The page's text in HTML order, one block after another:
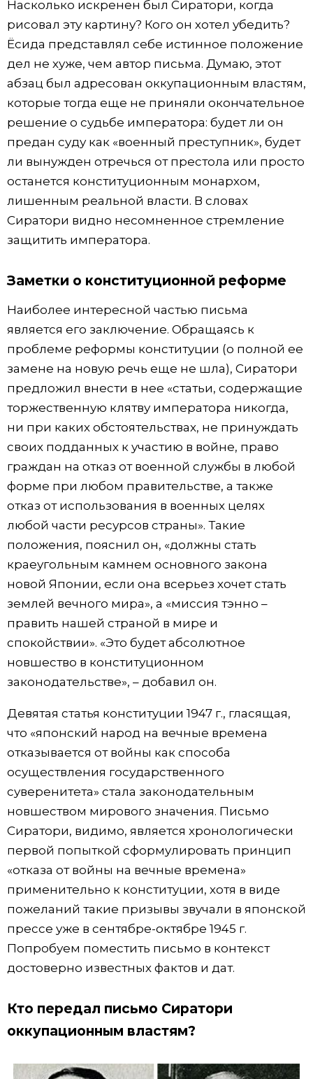
Насколько искренен был Сиратори, когда
рисовал эту картину? Кого он хотел убедить?
Ёсида представлял себе истинное положение
дел не хуже, чем автор письма. Думаю, этот
абзац был адресован оккупационным властям,
которые тогда еще не приняли окончательное
решение о судьбе императора: будет ли он
предан суду как «военный преступник», будет
ли вынужден отречься от престола или просто
останется конституционным монархом,
лишенным реальной власти. В словах
Сиратори видно несомненное стремление
защитить императора.
Заметки о конституционной реформе
Наиболее интересной частью письма
является его заключение. Обращаясь к
проблеме реформы конституции (о полной ее
замене на новую речь еще не шла), Сиратори
предложил внести в нее «статьи, содержащие
торжественную клятву императора никогда,
ни при каких обстоятельствах, не принуждать
своих подданных к участию в войне, право
граждан на отказ от военной службы в любой
форме при любом правительстве, а также
отказ от использования в военных целях
любой части ресурсов страны». Такие
положения, пояснил он, «должны стать
краеугольным камнем основного закона
новой Японии, если она всерьез хочет стать
землей вечного мира», а «миссия тэнно –
править нашей страной в мире и
спокойствии». «Это будет абсолютное
новшество в конституционном
законодательстве», – добавил он.
Девятая статья конституции 1947 г., гласящая,
что «японский народ на вечные времена
отказывается от войны как способа
осуществления государственного
суверенитета» стала законодательным
новшеством мирового значения. Письмо
Сиратори, видимо, является хронологически
первой попыткой сформулировать принцип
«отказа от войны на вечные времена»
применительно к конституции, хотя в виде
пожеланий такие призывы звучали в японской
прессе уже в сентябре-октябре 1945 г.
Попробуем поместить письмо в контекст
достоверно известных фактов и дат.
Кто передал письмо Сиратори
оккупационным властям?